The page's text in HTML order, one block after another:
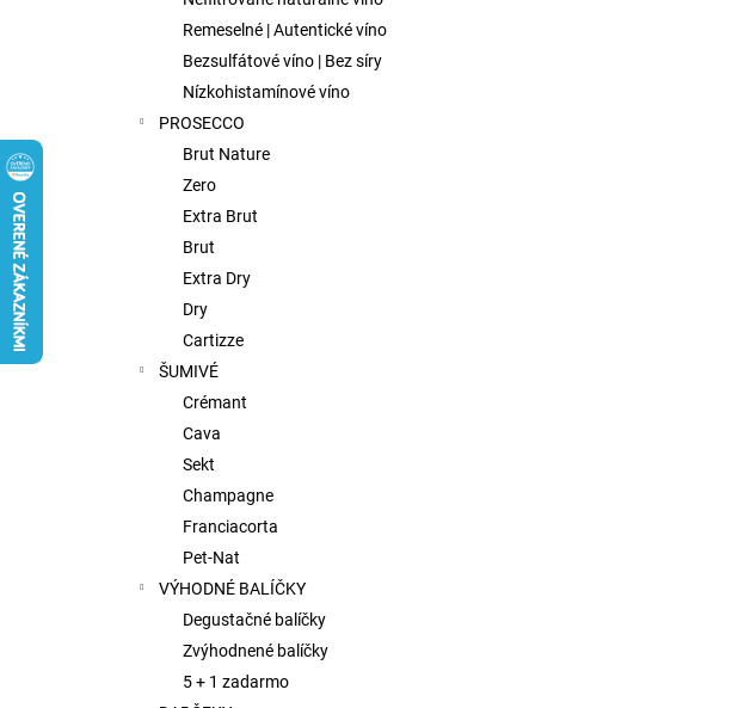
Remeselné | Autentické víno
Bezsulfátové víno | Bez síry
Nízkohistamínové víno
PROSECCO
Brut Nature
Zero
Extra Brut
Brut
Extra Dry
Dry
Cartizze
ŠUMIVÉ
Crémant
Cava
Sekt
Champagne
Franciacorta
Pet-Nat
VÝHODNÉ BALÍČKY
Degustačné balíčky
Zvýhodnené balíčky
5 + 1 zadarmo
FISH WIVES CLUB OCTAVIAS SINFULL
SECRET CHENIN BLANC, 0,75L